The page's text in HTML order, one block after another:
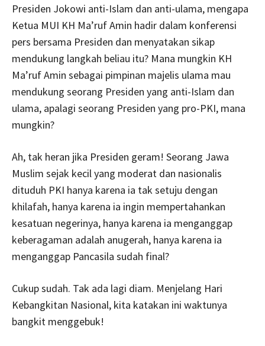
Presiden Jokowi anti-Islam dan anti-ulama, mengapa
Ketua MUI KH Ma’ruf Amin hadir dalam konferensi
pers bersama Presiden dan menyatakan sikap
mendukung langkah beliau itu? Mana mungkin KH
Ma’ruf Amin sebagai pimpinan majelis ulama mau
mendukung seorang Presiden yang anti-Islam dan
ulama, apalagi seorang Presiden yang pro-PKI, mana
mungkin?
Ah, tak heran jika Presiden geram! Seorang Jawa
Muslim sejak kecil yang moderat dan nasionalis
dituduh PKI hanya karena ia tak setuju dengan
khilafah, hanya karena ia ingin mempertahankan
kesatuan negerinya, hanya karena ia menganggap
keberagaman adalah anugerah, hanya karena ia
menganggap Pancasila sudah final?
Cukup sudah. Tak ada lagi diam. Menjelang Hari
Kebangkitan Nasional, kita katakan ini waktunya
bangkit menggebuk!